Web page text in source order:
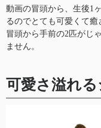
動画の冒頭から、生後1
るのでとても可愛くて癒
冒頭から手前の2匹がじ
ません。
可愛さ溢れ